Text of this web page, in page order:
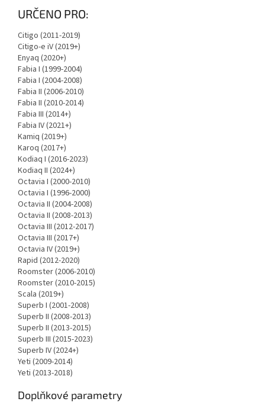
URČENO PRO:
Citigo (2011-2019)
Citigo-e iV (2019+)
Enyaq (2020+)
Fabia I (1999-2004)
Fabia I (2004-2008)
Fabia II (2006-2010)
Fabia II (2010-2014)
Fabia III (2014+)
Fabia IV (2021+)
Kamiq (2019+)
Karoq (2017+)
Kodiaq I (2016-2023)
Kodiaq II (2024+)
Octavia I (2000-2010)
Octavia I (1996-2000)
Octavia II (2004-2008)
Octavia II (2008-2013)
Octavia III (2012-2017)
Octavia III (2017+)
Octavia IV (2019+)
Rapid (2012-2020)
Roomster (2006-2010)
Roomster (2010-2015)
Scala (2019+)
Superb I (2001-2008)
Superb II (2008-2013)
Superb II (2013-2015)
Superb III (2015-2023)
Superb IV (2024+)
Yeti (2009-2014)
Yeti (2013-2018)
Doplňkové parametry